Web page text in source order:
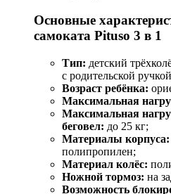
Основные
самоката Pituso 3 в 1
Тип: детский
с родительской
Возраст ребёнка:
Максимальная
Максимальная
беговел: до 25 кг;
Материалы корпуса:
полипропилен;
Материал колёс:
Ножной тормоз: на
Возможность